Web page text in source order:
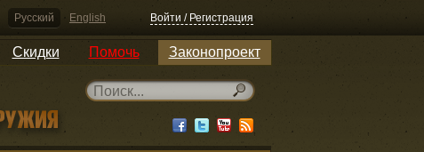
Русский English Войти / Регистрация
Скидки Помочь Законопроект